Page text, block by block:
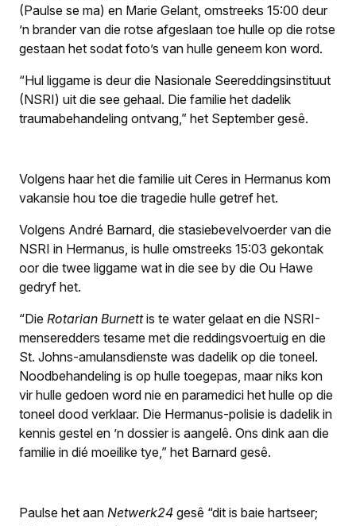
(Paulse se ma) en Marie Gelant, omstreeks 15:00 deur
’n brander van die rotse afgeslaan toe hulle op die rotse
gestaan het sodat foto’s van hulle geneem kon word.
“Hul liggame is deur die Nasionale Seereddingsinstituut
(NSRI) uit die see gehaal. Die familie het dadelik
traumabehandeling ontvang,” het September gesê.
Volgens haar het die familie uit Ceres in Hermanus kom
vakansie hou toe die tragedie hulle getref het.
Volgens André Barnard, die stasiebevelvoerder van die
NSRI in Hermanus, is hulle omstreeks 15:03 gekontak
oor die twee liggame wat in die see by die Ou Hawe
gedryf het.
“Die Rotarian Burnettis te water gelaat en die NSRI-
menseredders tesame met die reddingsvoertuig en die
St. Johns-amulansdienste was dadelik op die toneel.
Noodbehandeling is op hulle toegepas, maar niks kon
vir hulle gedoen word nie en paramedici het hulle op die
toneel dood verklaar. Die Hermanus-polisie is dadelik in
kennis gestel en ’n dossier is aangelê. Ons dink aan die
familie in dié moeilike tye,” het Barnard gesê.
Paulse het aan Netwerk24 gesê “dit is baie hartseer;